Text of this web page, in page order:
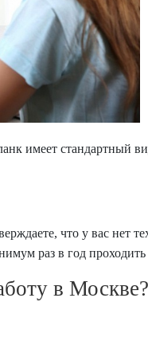
имеет стандартный
что у вас нет
раз в год
в Москве?